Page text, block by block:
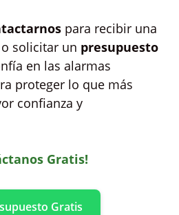
para recibir una
o solicitar un presupuesto
en las alarmas
proteger lo que más
confianza y
Gratis!
Gratis